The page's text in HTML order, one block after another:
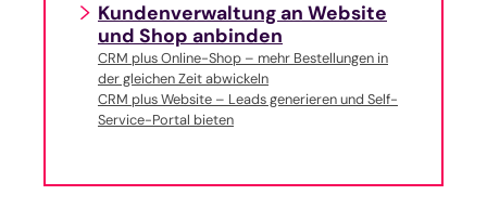
Kundenverwaltung an Website
und Shop anbinden
CRM plus Online-Shop – mehr Bestellungen in
der gleichen Zeit abwickeln
CRM plus Website – Leads generieren und Self-
Service-Portal bieten